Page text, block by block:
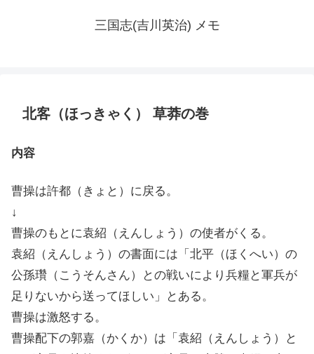
三国志(吉川英治) メモ
北客（ほっきゃく） 草莽の巻
内容
曹操は許都（きょと）に戻る。
↓
曹操のもとに袁紹（えんしょう）の使者がくる。
袁紹（えんしょう）の書面には「北平（ほくへい）の
公孫瓚（こうそんさん）との戦いにより兵糧と軍兵が
足りないから送ってほしい」とある。
曹操は激怒する。
曹操配下の郭嘉（かくか）は「袁紹（えんしょう）と